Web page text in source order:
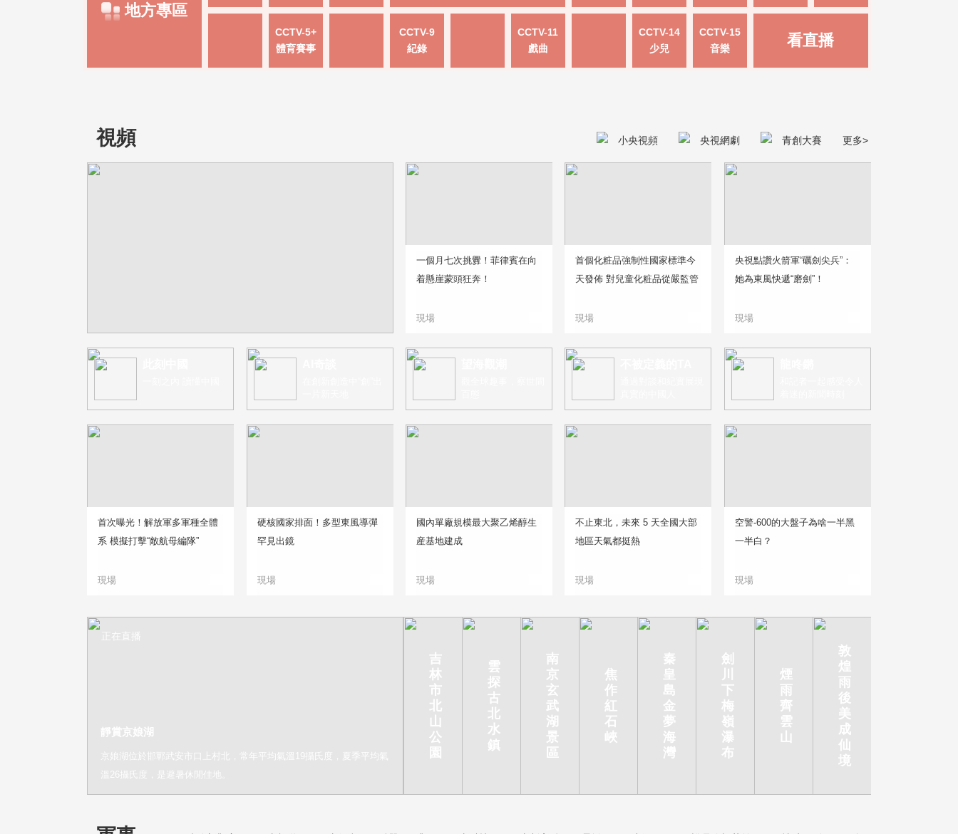
地方專區
CCTV-5+
體育賽事
CCTV-9
紀錄
CCTV-11
戲曲
CCTV-14
少兒
CCTV-15
音樂
看直播
視頻 更多>
小央視頻 央視網劇 青創大賽
一個月七次挑釁！菲律賓在向
着懸崖蒙頭狂奔！
現場
首個化粧品強制性國家標準今
天發佈 對兒童化粧品從嚴監管
現場
央視點讚火箭軍“礪劍尖兵”：
她為東風快遞“磨劍”！
現場
首次曝光！解放軍多軍種全體
系 模擬打擊“敵航母編隊”
現場
硬核國家排面！多型東風導彈
罕見出鏡
現場
國內單廠規模最大聚乙烯醇生
産基地建成
現場
不止東北，未來 5 天全國大部
地區天氣都挺熱
現場
空警-600的大盤子為啥一半黑
一半白？
現場
正在直播
靜賞京娘湖
京娘湖位於邯鄲武安市口上村北，常年平均氣溫19攝氏度，夏季平均氣
溫26攝氏度，是避暑休閒佳地。
吉
林
市
北
山
公
園
雲
探
古
北
水
鎮
南
京
玄
武
湖
景
區
焦
作
紅
石
峽
秦
皇
島
金
夢
海
灣
劍
川
下
梅
嶺
瀑
布
煙
雨
齊
雲
山
敦
煌
雨
後
美
成
仙
境